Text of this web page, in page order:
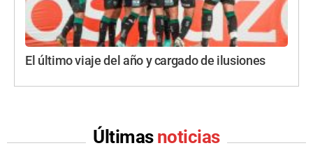
El último viaje del año y cargado de ilusiones
Últimas noticias